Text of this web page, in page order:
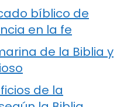
bíblico de
en la fe
de la Biblia y
de la